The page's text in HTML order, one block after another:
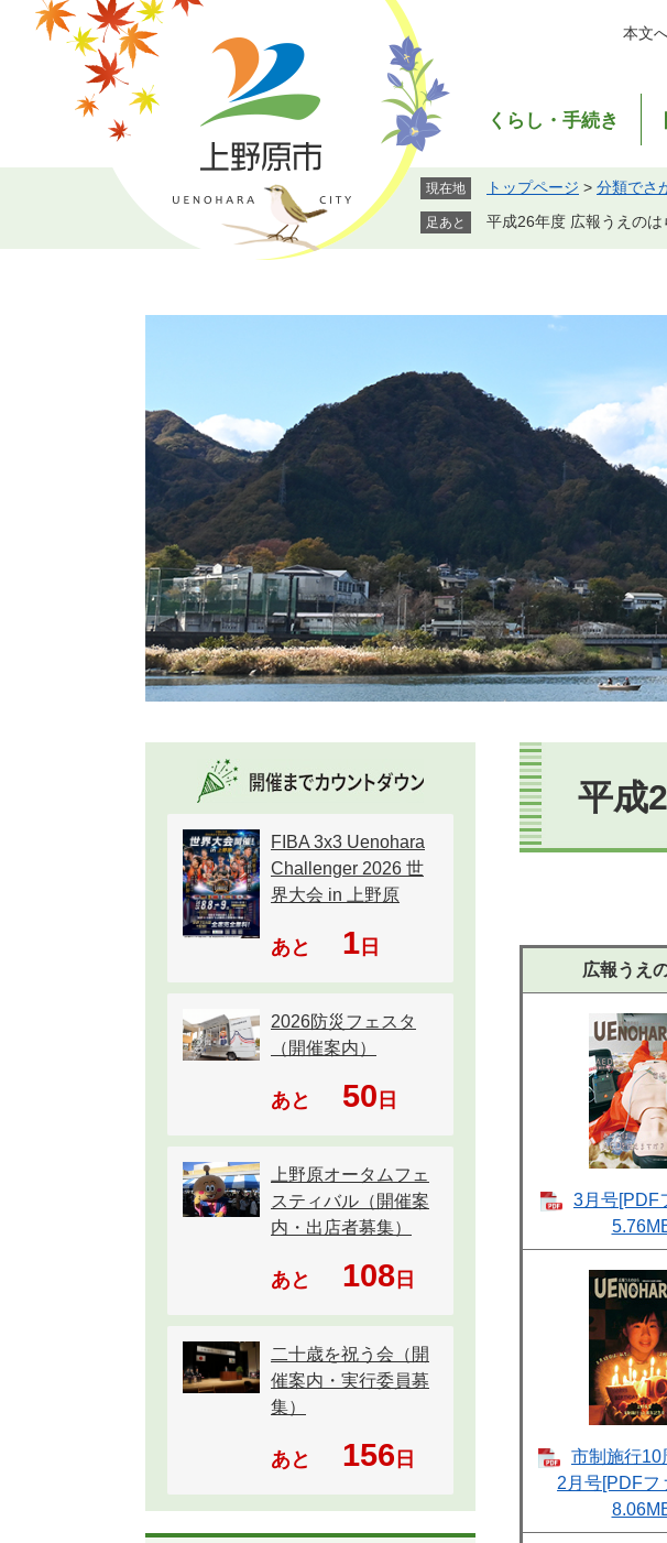
で
ば
本
本文
くらし・手続き
現在地 トップページ > 分類でさ
足あと 平成26年度 広報うえのは
本
文
平成
広報うえ
3月号[PDF
市制施行10
2月号[PDFフ
FIBA 3x3 Uenohara
Challenger 2026 世
界大会 in 上野原
あと 1日
2026防災フェスタ
（開催案内）
あと 50 日
上野原オータムフェ
スティバル（開催案
内・出店者募集）
あと 108日
二十歳を祝う会（開
催案内・実行委員募
集）
あと 156 日